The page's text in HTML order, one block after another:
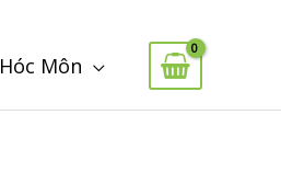
Hóc Môn